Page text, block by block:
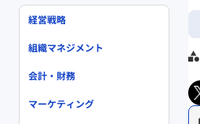
経営戦略
組織マネジメント
会計・財務
マーケティング